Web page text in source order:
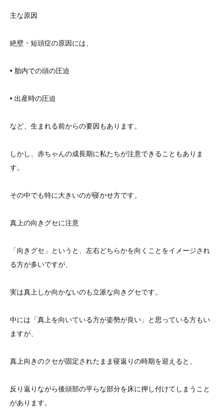
主な原因
絶壁・短頭症の原因には、
• 胎内での頭の圧迫
• 出産時の圧迫
など、生まれる前からの要因もあります。
しかし、赤ちゃんの成長期に私たちが注意できることもありま
す。
その中でも特に大きいのが寝かせ方です。
真上の向きグセに注意
「向きグセ」というと、左右どちらかを向くことをイメージされ
る方が多いですが、
実は真上しか向かないのも立派な向きグセです。
中には「真上を向いている方が姿勢が良い」と思っている方もい
ますが、
真上向きのクセが固定されたまま寝返りの時期を迎えると、
反り返りながら後頭部の平らな部分を床に押し付けてしまうこと
があります。